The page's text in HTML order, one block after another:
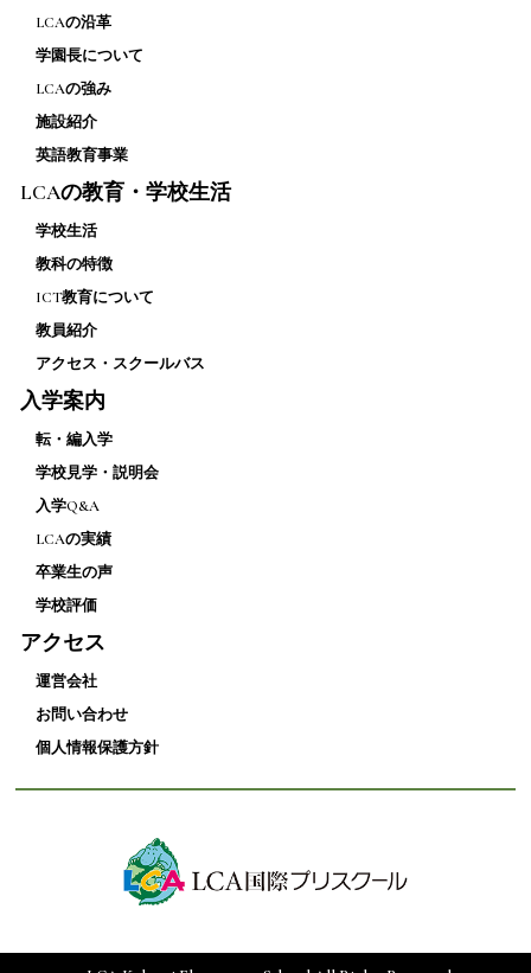
LCAの沿革
学園長について
LCAの強み
施設紹介
英語教育事業
LCAの教育・学校生活
学校生活
教科の特徴
ICT教育について
教員紹介
アクセス・スクールバス
入学案内
転・編入学
学校見学・説明会
入学Q&A
LCAの実績
卒業生の声
学校評価
アクセス
運営会社
お問い合わせ
個人情報保護方針